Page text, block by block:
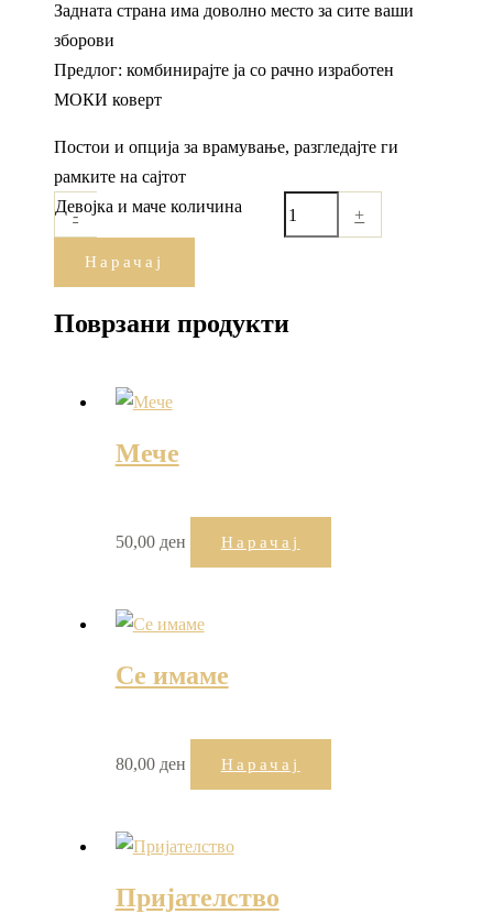
Задната страна има доволно место за сите ваши
зборови
Предлог: комбинирајте ја со рачно изработен
МОКИ коверт
Постои и опција за врамување, разгледајте ги
рамките на сајтот
-
Девојка и маче количина +
Нарачај
Поврзани продукти
Мече
50,00 ден Нарачај
Се имаме
80,00 ден Нарачај
Пријателство